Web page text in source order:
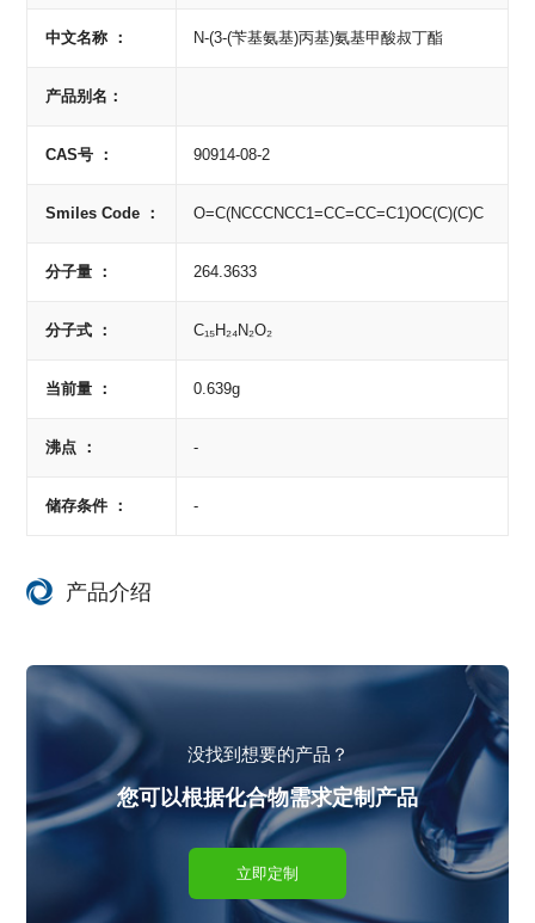
中文名称 ： N-(3-(苄基氨基)丙基)氨基甲酸叔丁酯
产品别名：
CAS号 ： 90914-08-2
Smiles Code ： O=C(NCCCNCC1=CC=CC=C1)OC(C)(C)C
分子量 ： 264.3633
分子式 ： C₁₅H₂₄N₂O₂
当前量 ： 0.639g
沸点 ： -
储存条件 ： -
产品介绍
没找到想要的产品？
您可以根据化合物需求定制产品
立即定制